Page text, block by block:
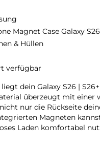
Magnet Case Galaxy
& Hüllen
verfügbar
dein Galaxy S26 |
überzeugt mit einer
nur die Rückseite
Magneten
Laden komfortabel